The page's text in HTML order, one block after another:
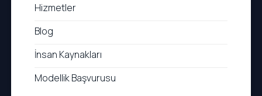
Hizmetler
Blog
İnsan Kaynakları
Modellik Başvurusu